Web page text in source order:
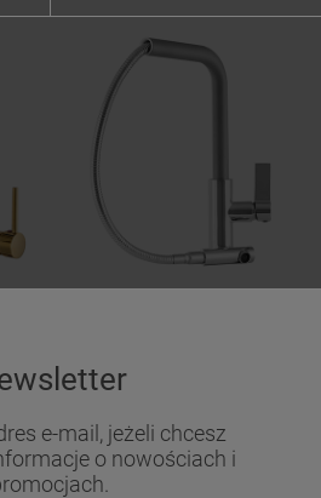
e-mail, jeżeli chcesz
o nowościach i